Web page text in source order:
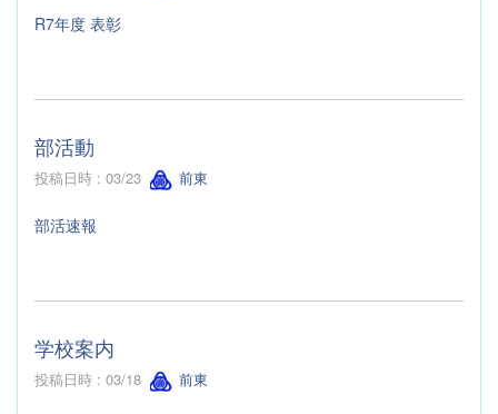
R7年度 表彰
部活動
投稿日時 : 03/23 前東
部活速報
学校案内
投稿日時 : 03/18 前東